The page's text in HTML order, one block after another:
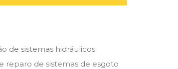
de sistemas hidráulicos
reparo de sistemas de esgoto